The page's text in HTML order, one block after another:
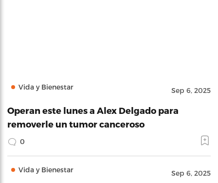
Vida y Bienestar Sep 6, 2025
Operan este lunes a Alex Delgado para
removerle un tumor canceroso
0
Vida y Bienestar Sep 6, 2025